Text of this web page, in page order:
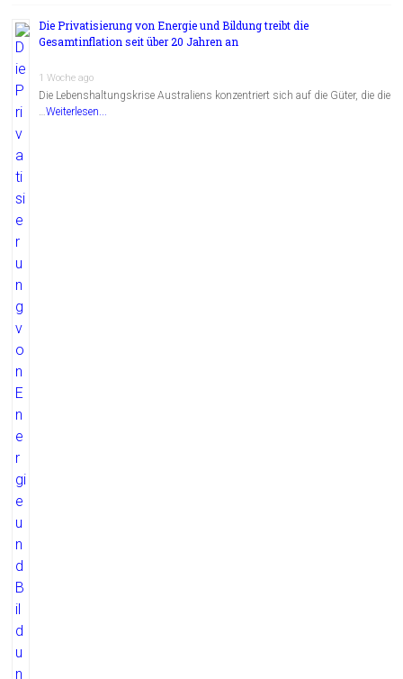
Die Privatisierung von Energie und Bildung treibt die
Gesamtinflation seit über 20 Jahren an
1 Woche ago
Die Lebenshaltungskrise Australiens konzentriert sich auf die Güter, die die
…Weiterlesen...